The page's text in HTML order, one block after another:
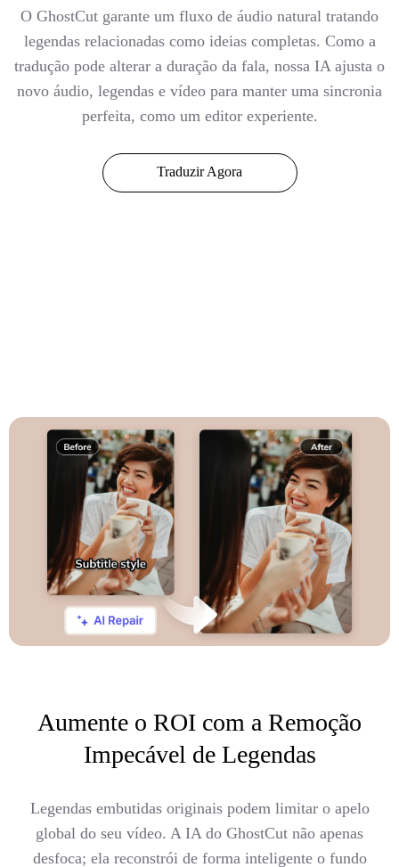
O GhostCut garante um fluxo de áudio natural tratando
legendas relacionadas como ideias completas. Como a
tradução pode alterar a duração da fala, nossa IA ajusta o
novo áudio, legendas e vídeo para manter uma sincronia
perfeita, como um editor experiente.
Traduzir Agora
Aumente o ROI com a Remoção
Impecável de Legendas
Legendas embutidas originais podem limitar o apelo
global do seu vídeo. A IA do GhostCut não apenas
desfoca; ela reconstrói de forma inteligente o fundo